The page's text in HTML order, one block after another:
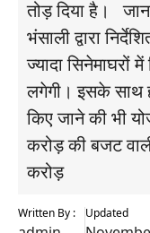
तोड़ दिया है।
भंसाली द्वारा
ज्यादा सिनेमाघरों
लगेगी। इसके साथ
किए जाने की भी
करोड़ की बजट
करोड़
Written By : Updated